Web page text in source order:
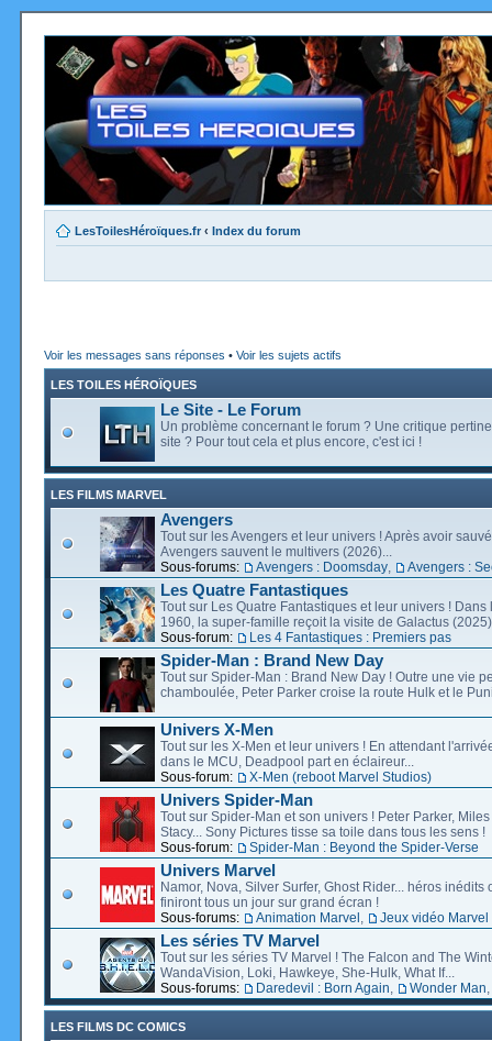
LesToilesHéroïques.fr ‹ Index du forum
Voir les messages sans réponses • Voir les sujets actifs
LES TOILES HÉROÏQUES
Le Site - Le Forum
Un problème concernant le forum ? Une critique
site ? Pour tout cela et plus encore, c'est ici !
LES FILMS MARVEL
Avengers
Tout sur les Avengers et leur univers ! Après avoir
Avengers sauvent le multivers (2026)...
Sous-forums:
Avengers : Doomsday Avengers :
Les Quatre Fantastiques
Tout sur Les Quatre Fantastiques et leur univers ! Dans
1960, la super-famille reçoit la visite de Galactus
Sous-forum:
Les 4 Fantastiques : Premiers pas
Spider-Man : Brand New Day
Tout sur Spider-Man : Brand New Day ! Outre une vie
chamboulée, Peter Parker croise la route Hulk et le
Univers X-Men
Tout sur les X-Men et leur univers ! En attendant
dans le MCU, Deadpool part en éclaireur...
Sous-forum:
X-Men (reboot Marvel Studios)
Univers Spider-Man
Tout sur Spider-Man et son univers ! Peter Parker,
Stacy... Sony Pictures tisse sa toile dans tous les sens !
Sous-forum:
Spider-Man : Beyond the Spider-Verse
Univers Marvel
Namor, Nova, Silver Surfer, Ghost Rider... héros inédits
finiront tous un jour sur grand écran !
Sous-forums:
Animation Marvel Jeux vidéo Marvel
Les séries TV Marvel
Tout sur les séries TV Marvel ! The Falcon and The
WandaVision, Loki, Hawkeye, She-Hulk, What If...
Sous-forums:
Daredevil : Born Again Wonder Man
LES FILMS DC COMICS